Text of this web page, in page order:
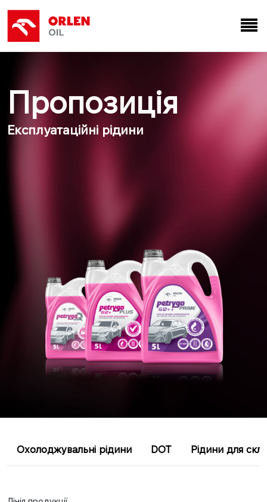
Пропозиція
Експлуатаційні рідини
Охолоджувальні рідини DOT Рідини для